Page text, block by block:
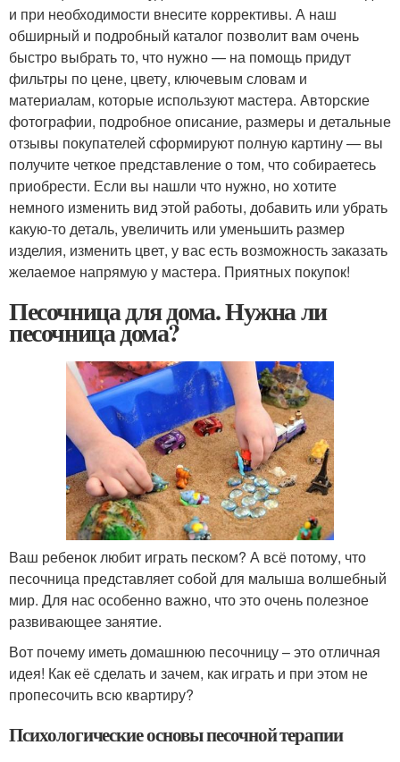
и при необходимости внесите коррективы. А наш
обширный и подробный каталог позволит вам очень
быстро выбрать то, что нужно — на помощь придут
фильтры по цене, цвету, ключевым словам и
материалам, которые используют мастера. Авторские
фотографии, подробное описание, размеры и детальные
отзывы покупателей сформируют полную картину — вы
получите четкое представление о том, что собираетесь
приобрести. Если вы нашли что нужно, но хотите
немного изменить вид этой работы, добавить или убрать
какую-то деталь, увеличить или уменьшить размер
изделия, изменить цвет, у вас есть возможность заказать
желаемое напрямую у мастера. Приятных покупок!
Песочница для дома. Нужна ли
песочница дома?
Ваш ребенок любит играть песком? А всё потому, что
песочница представляет собой для малыша волшебный
мир. Для нас особенно важно, что это очень полезное
развивающее занятие.
Вот почему иметь домашнюю песочницу – это отличная
идея! Как её сделать и зачем, как играть и при этом не
пропесочить всю квартиру?
Психологические основы песочной терапии